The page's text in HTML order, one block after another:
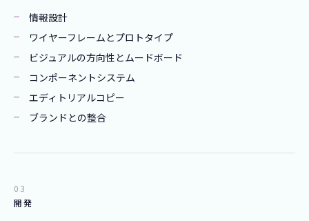
情報設計
ワイヤーフレームとプロトタイプ
ビジュアルの方向性とムードボード
コンポーネントシステム
エディトリアルコピー
ブランドとの整合
03
開発